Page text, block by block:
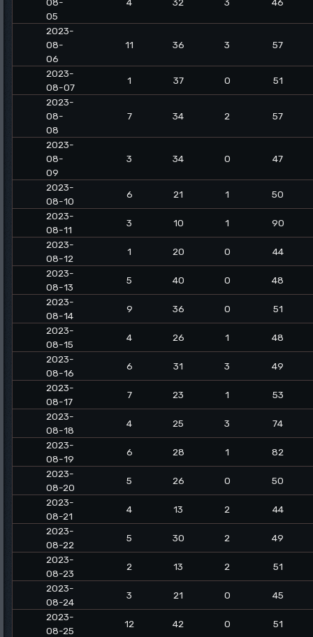
05
2023-
08-
06
11 36 3 57
2023-
08-07
1 37 0
51
2023-
08-
08
7 34 2 57
2023-
08-
09
3 34 0 47
2023-
08-10
6 21 1
50
2023-
08-11
3 10 1
90
2023-
08-12
1 20 0
44
2023-
08-13
5 40 0
48
2023-
08-14
9 36 0
51
2023-
08-15
4 26 1
48
2023-
08-16
6 31 3
49
2023-
08-17
7 23 1
53
2023-
08-18
4 25 3
74
2023-
08-19
6 28 1
82
2023-
08-20
5 26 0
50
2023-
08-21
4 13 2
44
2023-
08-22
5 30 2
49
2023-
08-23
2 13 2
51
2023-
08-24
3 21 0
45
2023-
08-25
12 42 0
51